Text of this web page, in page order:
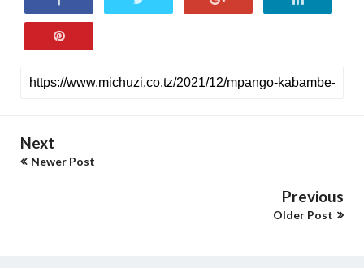
Next
Newer Post
Previous
Older Post